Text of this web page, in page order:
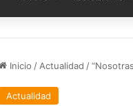
Inicio / Actualidad /
Actualidad